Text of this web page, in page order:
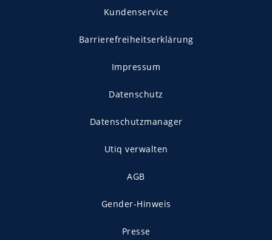
Kundenservice
Barrierefreiheitserklärung
Impressum
Datenschutz
Datenschutzmanager
Utiq verwalten
AGB
Gender-Hinweis
Presse